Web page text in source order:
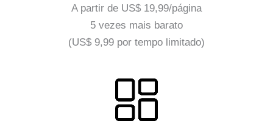
A partir de US$ 19,99/página
5 vezes mais barato
(US$ 9,99 por tempo limitado)